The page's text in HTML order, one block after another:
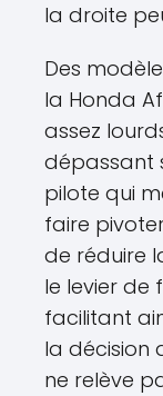
la droite
Des
la Honda
assez
dépassant
pilote qui
faire
de réduire
le levier de
facilitant
la décision
ne relève